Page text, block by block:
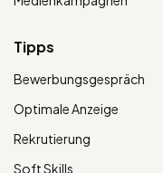
Tipps
Bewerbungsgespräch
Optimale Anzeige
Rekrutierung
Soft Skills